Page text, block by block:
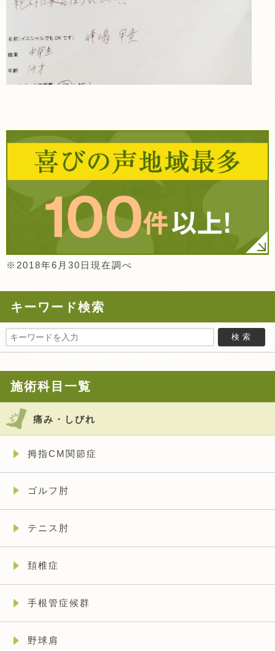
※2018年6月30日現在調べ
キーワード検索
施術科目一覧
痛み・しびれ
拇指CM関節症
ゴルフ肘
テニス肘
頚椎症
手根管症候群
野球肩